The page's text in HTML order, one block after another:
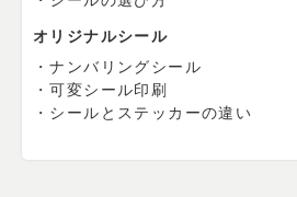
オリジナルシール
ナンバリングシール
可変シール印刷
シールとステッカーの違い